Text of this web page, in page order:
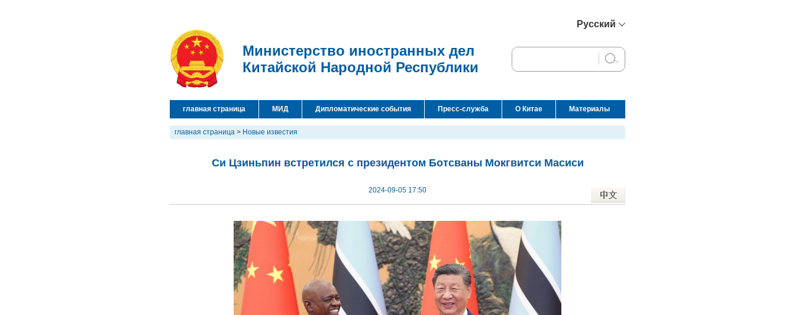
Русский
English
Español
عربي
Министерство иностранных дел
Китайской Народной Республики
главная страница МИД Дипломатические события Пресс-служба О Китае Материалы
главная страница > Новые известия
Си Цзиньпин встретился с президентом Ботсваны Мокгвитси Масиси
2024-09-05 17:50